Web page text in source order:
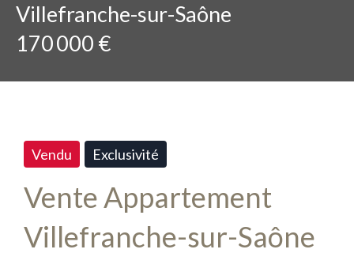
Villefranche-sur-Saône
170 000 €
Vendu Exclusivité
Vente Appartement
Villefranche-sur-Saône